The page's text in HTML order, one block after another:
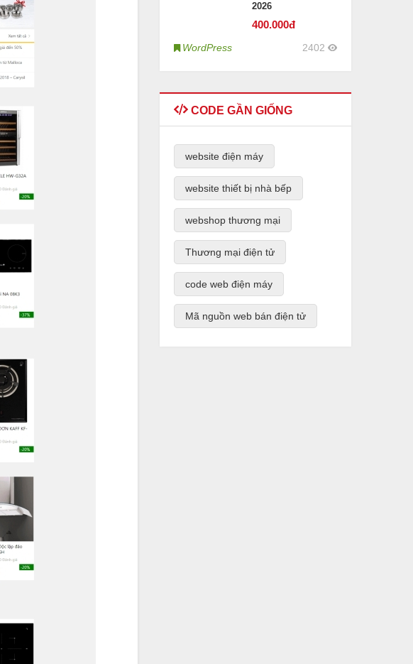
2026
400.000đ
WordPress 2402
CODE GẦN GIỐNG
website điện máy
website thiết bị nhà bếp
webshop thương mại
Thương mại điện tử
code web điện máy
Mã nguồn web bán điện tử